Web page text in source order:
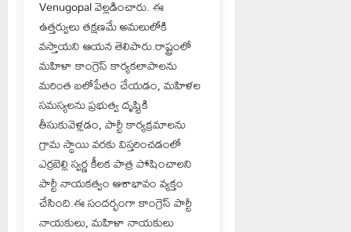
Venugopal వెల్లడించారు. ఈ
ఉత్తర్వులు తక్షణమే అమలులోకి
వస్తాయని ఆయన తెలిపారు.రాష్ట్రంలో
మహిళా కాంగ్రెస్ కార్యకలాపాలను
మరింత బలోపేతం చేయడం, మహిళల
సమస్యలను ప్రభుత్వ దృష్టికి
తీసుకువెళ్లడం, పార్టీ కార్యక్రమాలను
గ్రామ స్థాయి వరకు విస్తరించడంలో
ఎర్రబెల్లి స్వర్ణ కీలక పాత్ర పోషించాలని
పార్టీ నాయకత్వం ఆశాభావం వ్యక్తం
చేసింది.ఈ సందర్భంగా కాంగ్రెస్ పార్టీ
నాయకులు, మహిళా నాయకులు